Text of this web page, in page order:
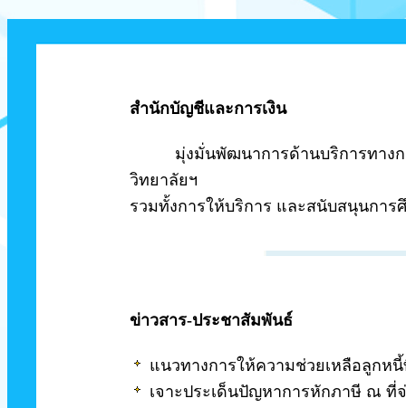
สำนักบัญชีและการเงิน
มุ่งมั่นพัฒนาการด้านบริการทางการ
วิทยาลัยฯ
รวมทั้งการให้บริการ และสนับสนุนกา
ข่าวสาร-ประชาสัมพันธ์
แนวทางการให้ความช่วยเหลือลูกห
เจาะประเด็นปัญหาการหักภาษี ณ ที่